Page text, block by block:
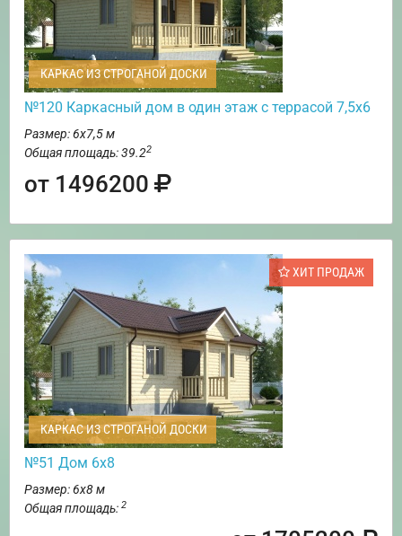
КАРКАС ИЗ СТРОГАНОЙ ДОСКИ
№120 Каркасный дом в один этаж с террасой 7,5х6
Размер: 6х7,5 м
Общая площадь: 39.22
от 1496200
ХИТ ПРОДАЖ
КАРКАС ИЗ СТРОГАНОЙ ДОСКИ
№51 Дом 6х8
Размер: 6х8 м
Общая площадь: 2